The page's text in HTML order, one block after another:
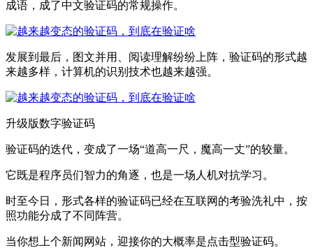
成语，成了中文验证码的常规操作。
发展到最后，图文并用、阅读理解纷纷上阵，验证码的形式越
来越多样，计算机的识别技术也越来越强。
升级版数字验证码
验证码的迭代，变成了一场“道高一尺，魔高一丈”的较量。
它既是程序员们智力的角逐，也是一场人机对抗学习。
时至今日，形式各样的验证码已经在互联网的考验洗礼中，按
照功能分成了不同阵营。
当你想上个新闻网站，迎接你的大概率是点击型验证码。